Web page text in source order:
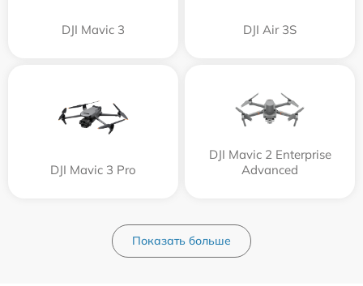
DJI Mavic 3 DJI Air 3S
DJI Mavic 3 Pro
DJI Mavic 2 Enterprise
Advanced
Показать больше